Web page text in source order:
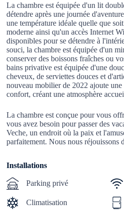
La chambre est équipée d'un lit
détendre après une journée
une température idéale quelle que
moderne ainsi qu'un accès Internet
disponibles pour se détendre à
souci, la chambre est équipée d'un
conserver des boissons fraîches ou
bains privative est équipée d'une
cheveux, de serviettes douces et
nouveau mobilier de 2022 ajoute une
confort, créant une atmosphère
La chambre est conçue pour vous
vous avez besoin pour passer des
Veche, un endroit où la paix et
parfaitement. Nous nous réjouissons
Installations
Parking privé
Climatisation